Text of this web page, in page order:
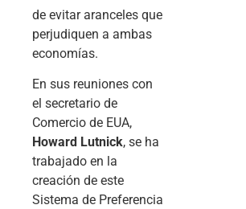
de evitar aranceles que
perjudiquen a ambas
economías.
En sus reuniones con
el secretario de
Comercio de EUA,
Howard Lutnick, se ha
trabajado en la
creación de este
Sistema de Preferencia